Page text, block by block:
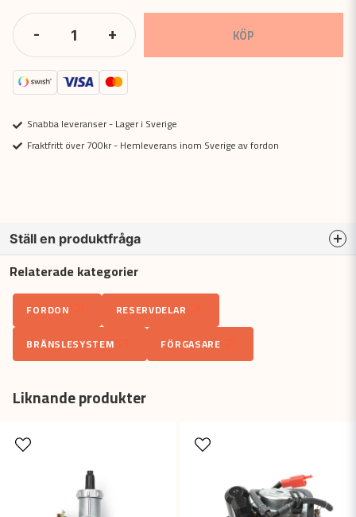
- + KÖP
Snabba leveranser - Lager i Sverige
Fraktfritt över 700kr - Hemleverans inom Sverige av fordon
Liknande produkter
Ställ en produktfråga
question
Fråga oss något om denna produkten...
name
Namn
Ja, ni får publicera min fråga
Relaterade kategorier
FORDON
RESERVDELAR
BRÄNSLESYSTEM
FÖRGASARE